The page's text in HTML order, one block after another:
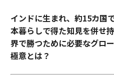
インドに生まれ、約15カ国
本暮らしで得た知見を併せ
界で勝つために必要なグロ
極意とは？